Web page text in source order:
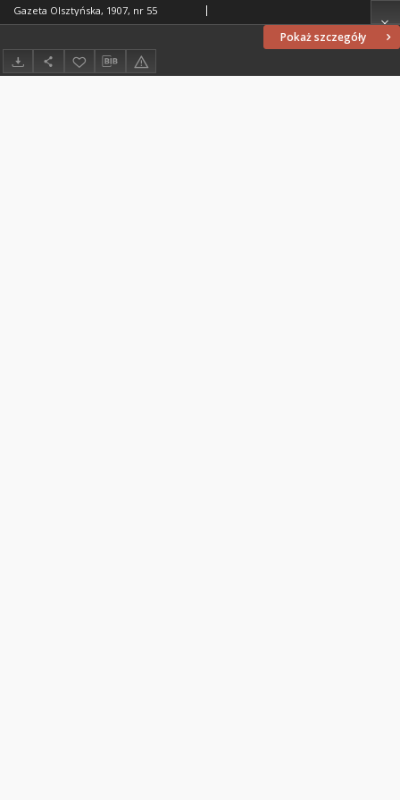
Pokaż szczegóły
Gazeta Olsztyńska, 1907, nr 55